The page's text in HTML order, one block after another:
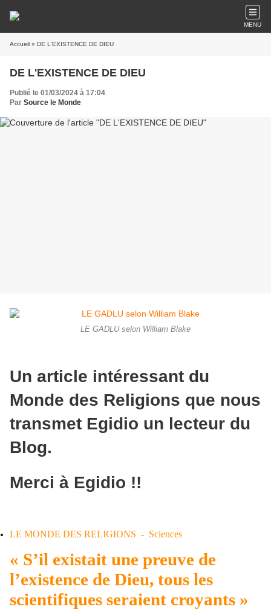
MENU
Accueil » DE L'EXISTENCE DE DIEU
DE L'EXISTENCE DE DIEU
Publié le 01/03/2024 à 17:04
Par Source le Monde
LE GADLU selon William Blake
Un article intéressant du
Monde des Religions que nous
transmet Egidio un lecteur du
Blog.
Merci à Egidio !!
LE MONDE DES RELIGIONS - Sciences
« S’il existait une preuve de
l’existence de Dieu, tous les
scientifiques seraient croyants »